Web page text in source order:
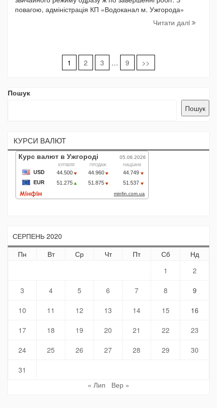
повагою, адміністрація КП «Водоканал м. Ужгорода»
Читати далi
Навігація
1 2 3 … 9 >>
Пошук
Пошук
КУРСИ ВАЛЮТ
СЕРПЕНЬ 2020
Пн
Вт Ср Чт Пт Сб
Нд
1
2
3 4 5 6 7 8 9
10 11 12 13 14 15 16
17 18 19 20 21 22 23
24 25 26 27 28 29 30
31
« Лип
Вер »